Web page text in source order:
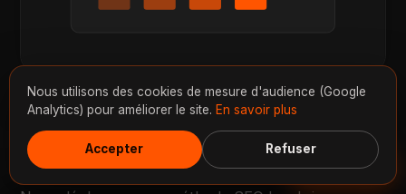
NOTRE APPROCHE
Notre méthode orientée résultats.
Nous utilisons des cookies de mesure d'audience (Google
Analytics) pour améliorer le site. En savoir plus
Accepter Refuser
Discuter